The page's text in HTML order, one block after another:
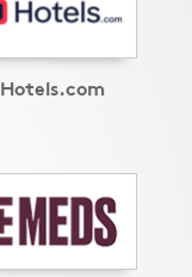
Hotels.com